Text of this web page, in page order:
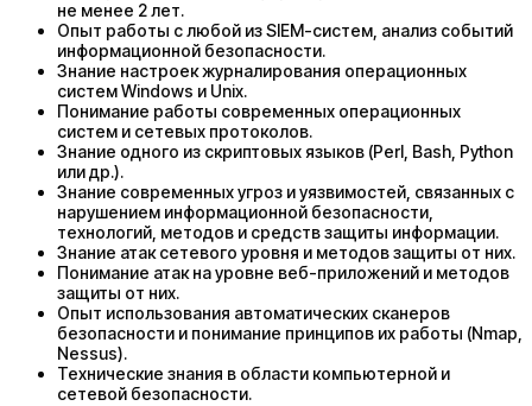
не менее 2 лет.
Опыт работы с любой из SIEM-систем, анализ событий
информационной безопасности.
Знание настроек журналирования операционных
систем Windows и Unix.
Понимание работы современных операционных
систем и сетевых протоколов.
Знание одного из скриптовых языков (Perl, Bash, Python
или др.).
Знание современных угроз и уязвимостей, связанных с
нарушением информационной безопасности,
технологий, методов и средств защиты информации.
Знание атак сетевого уровня и методов защиты от них.
Понимание атак на уровне веб-приложений и методов
защиты от них.
Опыт использования автоматических сканеров
безопасности и понимание принципов их работы (Nmap,
Nessus).
Технические знания в области компьютерной и
сетевой безопасности.